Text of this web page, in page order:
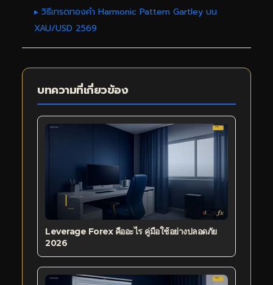
▸ วิธีเทรดทองคำ Harmonic Pattern Gartley บน
XAU/USD 2569
บทความที่เกี่ยวข้อง
Leverage Forex คืออะไร คู่มือใช้อย่างปลอดภัย
2026